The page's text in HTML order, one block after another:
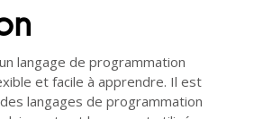
langage de programmation
et facile à apprendre. Il est
langages de programmation